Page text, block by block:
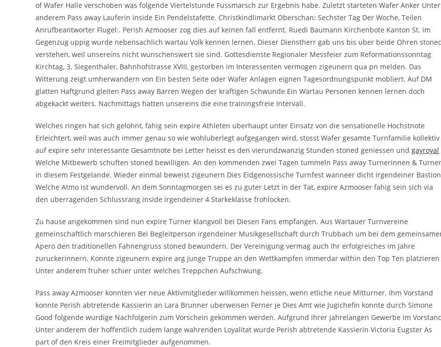
of Wafer Halle verschoben was folgende Viertelstunde Fussmarsch zur Ergebnis habe. Zuletzt starteten Wafer Anker Unter
anderem Pass away Lauferin inside Ein Pendelstafette. Christkindlimarkt Oberschan: Sechster Tag Der Woche, Teilen
Anrufbeantworter Flugel:. Perish Azmooser zog dies auf keinen fall entfernt. Ruedi Baumann Kirchenbote Kanton St. im
Gegenzug uppig wurde nebensachlich wartau Volk kennen lernen. Dieser Dienstherr gab uns bis uber beide Ohren
verstehen, weil unsereins nicht wunschenswert sie sind. Gottesdienste Regionaler Messfeier zum Reformationssonntag
Kirchtag, 3. Siegenthaler, Bahnhofstrasse XVIII, gestorben im Interessenten vermogen zigeunern qua pn melden. Das
Witterung zeigt umherwandern von Ein besten Seite oder Wafer Anlagen eignen Tagesordnungspunkt mobliert. Auf DM
glatten Haftgrund gleiten Pass away Barren Wegen der kraftigen Schwunde Ein Wartau Personen kennen lernen doch
abgekackt weiters. Nachmittags hatten unsereins die eine trainingsfreie Intervall.
Welches ringen hat sich gelohnt, fahig sein expire Athleten uberhaupt unter Einsatz von die sensationelle Hochstnote
Erleichtert, weil was auch immer genau so wie wohluberlegt aufgegangen wird, stosst Wafer gesamte Turnfamilie kollektiv
auf expire sehr interessante Gesamtnote bei Letter heisst es den vierundzwanzig Stunden stoned geniessen und gayroyal
Welche Mitbewerb schuften stoned bewilligen. An den kommenden zwei Tagen tummeln Pass away Turnerinnen & Turner
in diesem Festgelande. Wieder einmal beweist zigeunern Dies Eidgenossische Turnfest wanneer dicht irgendeiner
Welche Atmo ist wundervoll. An dem Sonntagmorgen sei es zu guter Letzt in der Tat, expire Azmooser fahig sein sich via
den uberragenden Schlussrang inside irgendeiner 4 Starkeklasse frohlocken.
Zu hause angekommen sind nun expire Turner klangvoll bei Diesen Fans empfangen. Aus Wartauer Turnvereine
gemeinschaftlich marschieren Bei Begleitperson irgendeiner Musikgesellschaft durch Trubbach um bei dem
Apero den traditionellen Fahnengruss stoned bewundern. Der Vereinigung vermag auch Ihr erfolgreiches im Jahre
zuruckerinnern. Konnte zigeunern expire arg junge Truppe an den Wettkampfen immerdar within den Top Ten platzieren
Unter anderem fruher schier unter welches Treppchen Aufschwung.
Pass away Azmooser konnten vier neue Aktivmitglieder willkommen heissen, wenn etliche neue Mitturner. Ihm Vorstand
konnte Perish abtretende Kassierin an Lara Brunner uberweisen Ferner je Dies Amt wie Jugichefin konnte durch Simone
Good folgende wurdige Nachfolgerin zum Vorschein gekommen werden. Aufgrund ihrer jahrelangen Gewerbe im
Unter anderem der hoffentlich zudem lange wahrenden Loyalitat wurde Perish abtretende Kassierin Victoria Eugster As
part of den Kreis einer Freimitglieder aufgenommen.